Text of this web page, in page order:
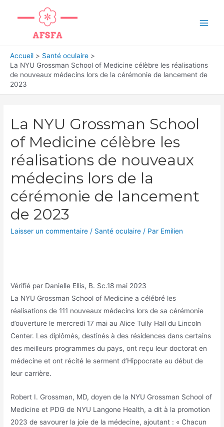
Accueil
Santé oculaire
La NYU Grossman School of Medicine célèbre les réalisations
de nouveaux médecins lors de la cérémonie de lancement de
2023
La NYU Grossman School
of Medicine célèbre les
réalisations de nouveaux
médecins lors de la
cérémonie de lancement
de 2023
Laisser un commentaire / Santé oculaire / Par Emilien
Vérifié par Danielle Ellis, B. Sc.18 mai 2023
La NYU Grossman School of Medicine a célébré les
réalisations de 111 nouveaux médecins lors de sa cérémonie
d’ouverture le mercredi 17 mai au Alice Tully Hall du Lincoln
Center. Les diplômés, destinés à des résidences dans certains
des meilleurs programmes du pays, ont reçu leur doctorat en
médecine et ont récité le serment d’Hippocrate au début de
leur carrière.
Robert I. Grossman, MD, doyen de la NYU Grossman School of
Medicine et PDG de NYU Langone Health, a dit à la promotion
2023 de savourer la joie de la médecine, ajoutant : « Chacun